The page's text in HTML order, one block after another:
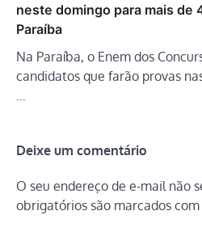
neste domingo para mais de
Paraíba
Na Paraíba, o Enem dos
candidatos que farão provas
Deixe um comentário
O seu endereço de e-mail não
obrigatórios são marcados com